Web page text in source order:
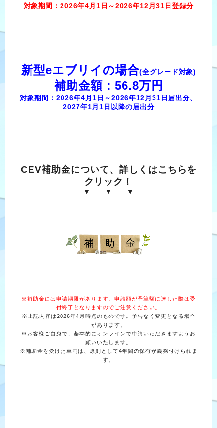
対象期間：2026年4月1日～2026年12月31日登録分
新型eエブリイの場合(全グレード対象)
補助金額：56.8万円
対象期間：2026年4月1日～2026年12月31日届出分、
2027年1月1日以降の届出分
CEV補助金について、詳しくはこちらを
クリック！
▼ ▼ ▼
※補助金には申請期限があります。申請額が予算額に達した際は受
付終了となりますのでご注意ください。
※上記内容は2026年4月時点のものです。予告なく変更となる場合
があります。
※お客様ご自身で、基本的にオンラインで申請いただきますようお
願いいたします。
※補助金を受けた車両は、原則として4年間の保有が義務付けられま
す。